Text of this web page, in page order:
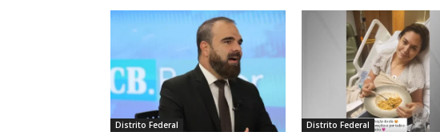
Distrito Federal Distrito Federal